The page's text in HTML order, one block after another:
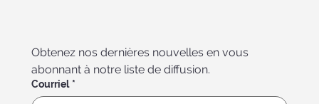
Obtenez nos dernières nouvelles en vous
abonnant à notre liste de diffusion.
Courriel *